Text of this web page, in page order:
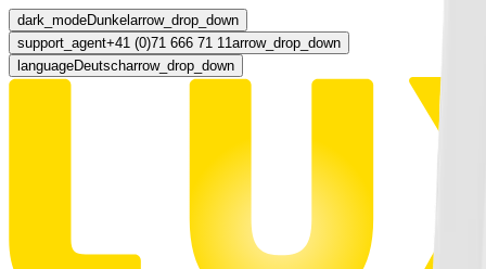
dark_modeDunkel arrow_drop_down
support_agent+41 (0)71 666 71 11arrow_drop_down
languageDeutscharrow_drop_down